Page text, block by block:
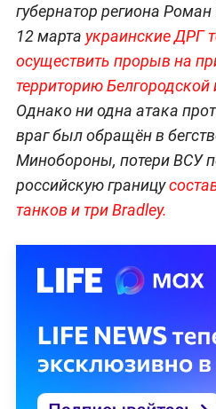
губернатор региона
12 марта украинские ДРГ
осуществить прорыв на
территорию Белгородской
Однако ни одна атака
враг был обращён в
Минобороны, потери ВСУ
российскую границу
танков и три Bradley.